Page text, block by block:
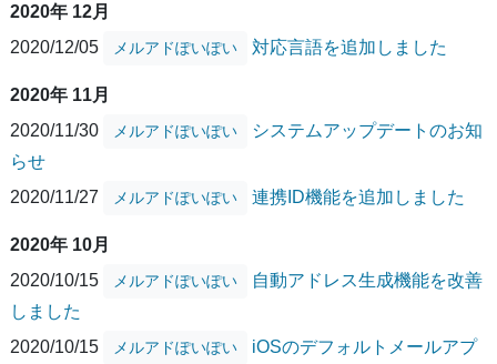
2020年 12月
2020/12/05
メルアドぽいぽい 対応言語を追加しました
2020年 11月
2020/11/30
メルアドぽいぽい
システムアップデートのお知
らせ
2020/11/27
メルアドぽいぽい 連携ID機能を追加しました
2020年 10月
2020/10/15
メルアドぽいぽい
自動アドレス生成機能を改善
しました
2020/10/15
メルアドぽいぽい
iOSのデフォルトメールアプ